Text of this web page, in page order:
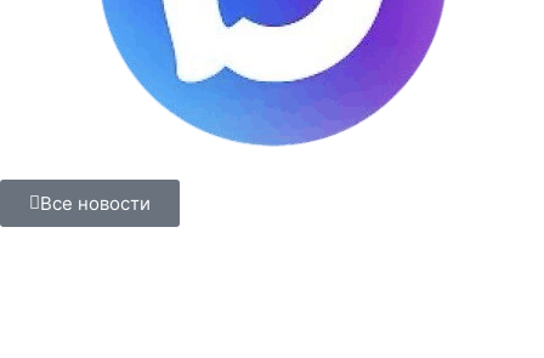
Все новости